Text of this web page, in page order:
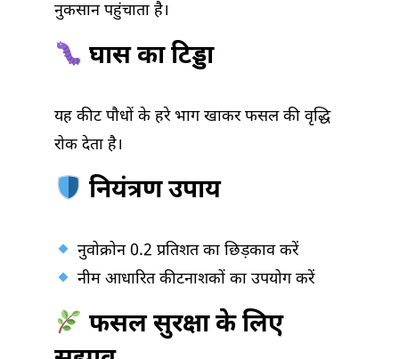
नुकसान पहुंचाता है।
घास का टिड्डा
यह कीट पौधों के हरे भाग खाकर फसल की वृद्धि
रोक देता है।
नियंत्रण उपाय
नुवोक्रोन 0.2 प्रतिशत का छिड़काव करें
नीम आधारित कीटनाशकों का उपयोग करें
फसल सुरक्षा के लिए